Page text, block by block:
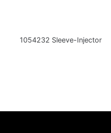
1054232 Sleeve-Injector